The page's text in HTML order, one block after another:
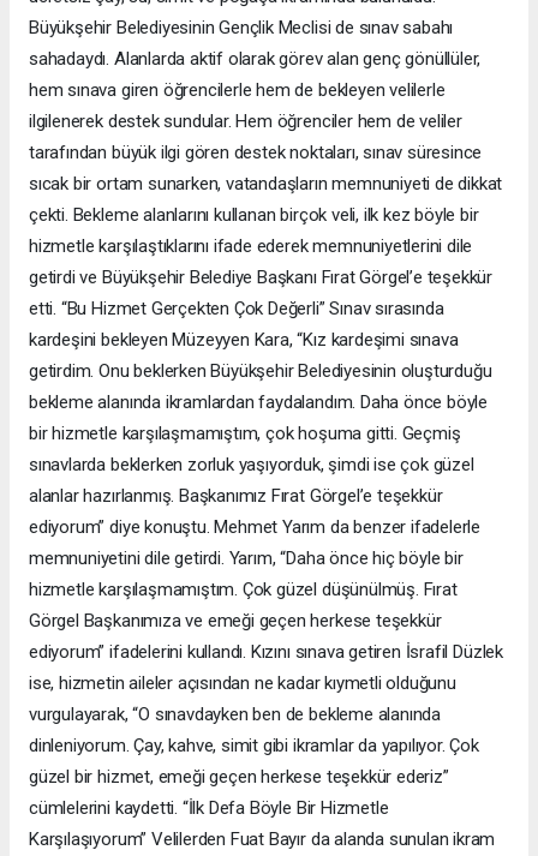
Büyükşehir Belediyesinin Gençlik Meclisi de sınav sabahı
sahadaydı. Alanlarda aktif olarak görev alan genç gönüllüler,
hem sınava giren öğrencilerle hem de bekleyen velilerle
ilgilenerek destek sundular. Hem öğrenciler hem de veliler
tarafından büyük ilgi gören destek noktaları, sınav süresince
sıcak bir ortam sunarken, vatandaşların memnuniyeti de dikkat
çekti. Bekleme alanlarını kullanan birçok veli, ilk kez böyle bir
hizmetle karşılaştıklarını ifade ederek memnuniyetlerini dile
getirdi ve Büyükşehir Belediye Başkanı Fırat Görgel’e teşekkür
etti. “Bu Hizmet Gerçekten Çok Değerli” Sınav sırasında
kardeşini bekleyen Müzeyyen Kara, “Kız kardeşimi sınava
getirdim. Onu beklerken Büyükşehir Belediyesinin oluşturduğu
bekleme alanında ikramlardan faydalandım. Daha önce böyle
bir hizmetle karşılaşmamıştım, çok hoşuma gitti. Geçmiş
sınavlarda beklerken zorluk yaşıyorduk, şimdi ise çok güzel
alanlar hazırlanmış. Başkanımız Fırat Görgel’e teşekkür
ediyorum” diye konuştu. Mehmet Yarım da benzer ifadelerle
memnuniyetini dile getirdi. Yarım, “Daha önce hiç böyle bir
hizmetle karşılaşmamıştım. Çok güzel düşünülmüş. Fırat
Görgel Başkanımıza ve emeği geçen herkese teşekkür
ediyorum” ifadelerini kullandı. Kızını sınava getiren İsrafil Düzlek
ise, hizmetin aileler açısından ne kadar kıymetli olduğunu
vurgulayarak, “O sınavdayken ben de bekleme alanında
dinleniyorum. Çay, kahve, simit gibi ikramlar da yapılıyor. Çok
güzel bir hizmet, emeği geçen herkese teşekkür ederiz”
cümlelerini kaydetti. “İlk Defa Böyle Bir Hizmetle
Karşılaşıyorum” Velilerden Fuat Bayır da alanda sunulan ikram